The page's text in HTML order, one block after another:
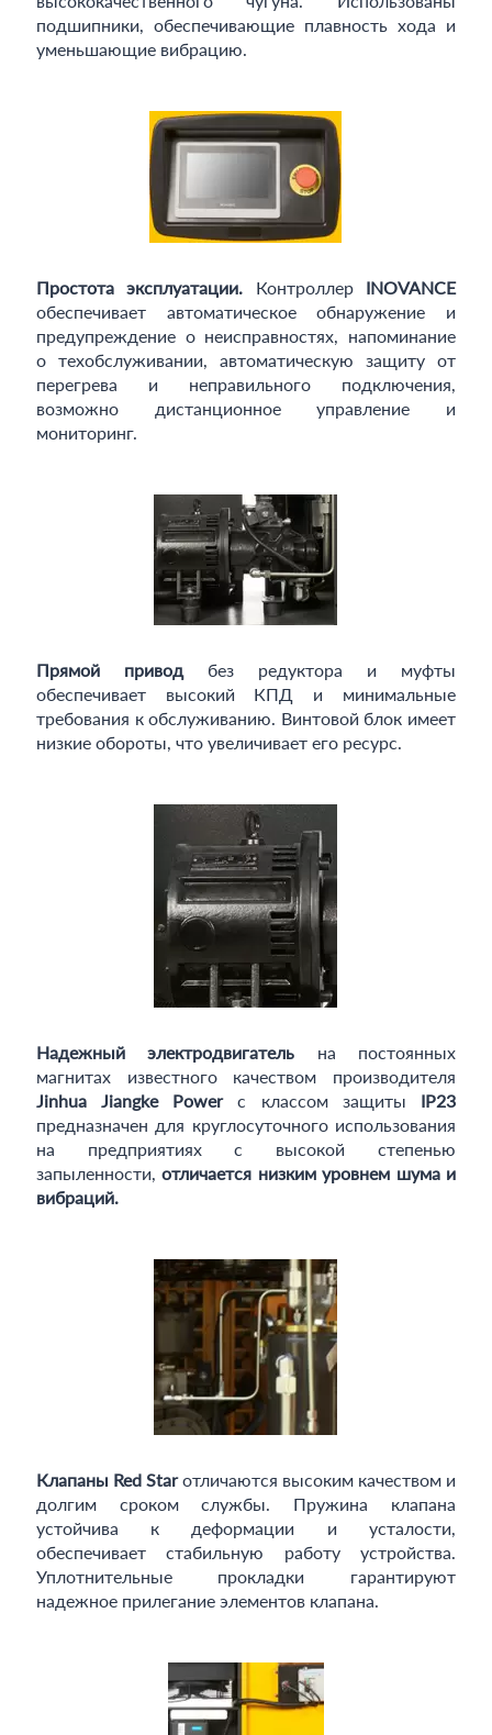
подшипники, обеспечивающие плавность хода и
уменьшающие вибрацию.
Простота эксплуатации. Контроллер INOVANCE
обеспечивает автоматическое обнаружение и
предупреждение о неисправностях, напоминание
о техобслуживании, автоматическую защиту от
перегрева и неправильного подключения,
возможно дистанционное управление и
мониторинг.
Прямой приводбез редуктора и муфты
обеспечивает высокий КПД и минимальные
требования к обслуживанию. Винтовой блок имеет
низкие обороты, что увеличивает его ресурс.
Надежный электродвигатель на постоянных
магнитах известного качеством производителя
Jinhua Jiangke Powerс классом защиты IP23
предназначен для круглосуточного использования
на предприятиях с высокой степенью
запыленности,отличается низким уровнем шума и
вибраций.
Клапаны Red Starотличаются высоким качеством и
долгим сроком службы. Пружина клапана
устойчива к деформации и усталости,
обеспечивает стабильную работу устройства.
Уплотнительные прокладки гарантируют
надежное прилегание элементов клапана.